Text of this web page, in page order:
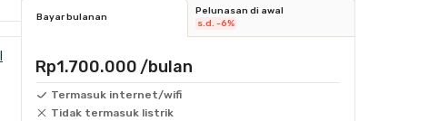
Bayar bulanan
Pelunasan di awal
s.d. -6%
Rp1.700.000 /bulan
Termasuk internet/wifi
Tidak termasuk listrik